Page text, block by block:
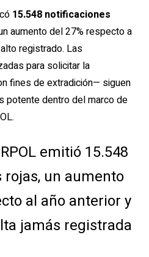
15.548 notificaciones
aumento del 27% respecto a
registrado. Las
para solicitar la
fines de extradición— siguen
potente dentro del marco de
emitió 15.548
un aumento
al año anterior y
jamás registrada